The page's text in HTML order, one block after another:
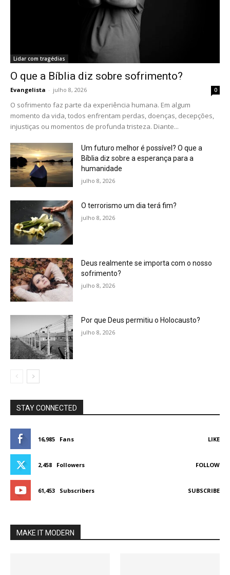
Lidar com tragédias
O que a Bíblia diz sobre sofrimento?
Evangelista - julho 8, 2026 0
O sofrimento faz parte da experiência humana. Em algum
momento da vida, todos enfrentam perdas, doenças, decepções,
injustiças ou momentos de profunda tristeza. Diante...
Um futuro melhor é possível? O que a
Bíblia diz sobre a esperança para a
humanidade
julho 8, 2026
O terrorismo um dia terá fim?
julho 8, 2026
Deus realmente se importa com o nosso
sofrimento?
julho 8, 2026
Por que Deus permitiu o Holocausto?
julho 8, 2026
STAY CONNECTED
16,985 Fans LIKE
2,458 Followers FOLLOW
61,453 Subscribers SUBSCRIBE
MAKE IT MODERN